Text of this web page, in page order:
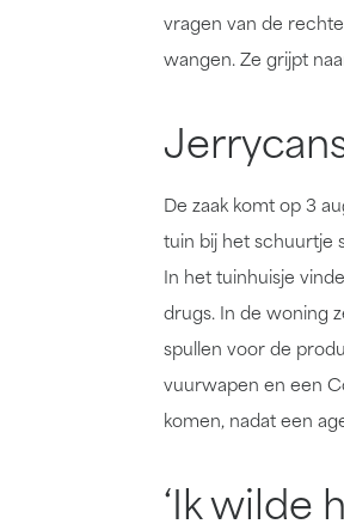
vragen van de
wangen. Ze grijpt
De zaak komt op 3
tuin bij het schuurtje
In het tuinhuisje
drugs. In de woning
spullen voor de
vuurwapen en een
komen, nadat een
‘Ik wilde